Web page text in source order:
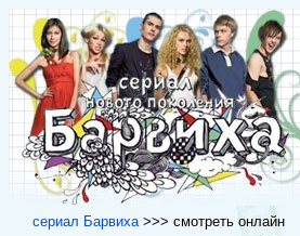
cериал Барвиха>>> cмотреть онлайн